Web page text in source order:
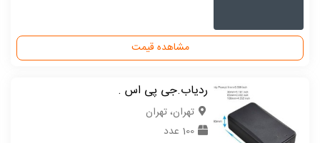
مشاهده قیمت
ردیاب.جی پی اس .
تهران، تهران
100 عدد